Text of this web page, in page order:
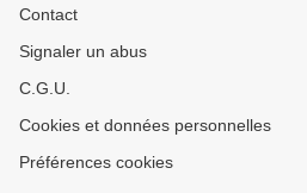
Contact
Signaler un abus
C.G.U.
Cookies et données personnelles
Préférences cookies